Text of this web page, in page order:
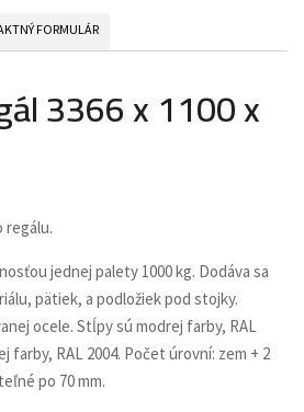
FORMULÁR
3366 x 1100 x
regálu.
jednej palety 1000 kg. Dodáva sa
pätiek, a podložiek pod stojky.
ocele. Stĺpy sú modrej farby, RAL
farby, RAL 2004. Počet úrovní: zem + 2
po 70 mm.